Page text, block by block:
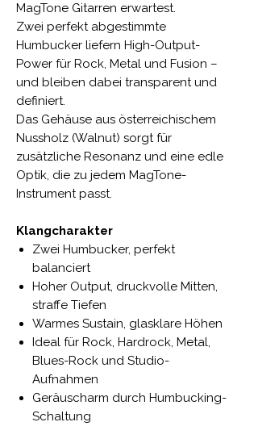
MagTone Gitarren erwartest.
Zwei perfekt abgestimmte
Humbucker liefern High-Output-
Power für Rock, Metal und Fusion –
und bleiben dabei transparent und
definiert.
Das Gehäuse aus österreichischem
Nussholz (Walnut) sorgt für
zusätzliche Resonanz und eine edle
Optik, die zu jedem MagTone-
Instrument passt.
Klangcharakter
Zwei Humbucker, perfekt
balanciert
Hoher Output, druckvolle Mitten,
straffe Tiefen
Warmes Sustain, glasklare Höhen
Ideal für Rock, Hardrock, Metal,
Blues-Rock und Studio-
Aufnahmen
Geräuscharm durch Humbucking-
Schaltung